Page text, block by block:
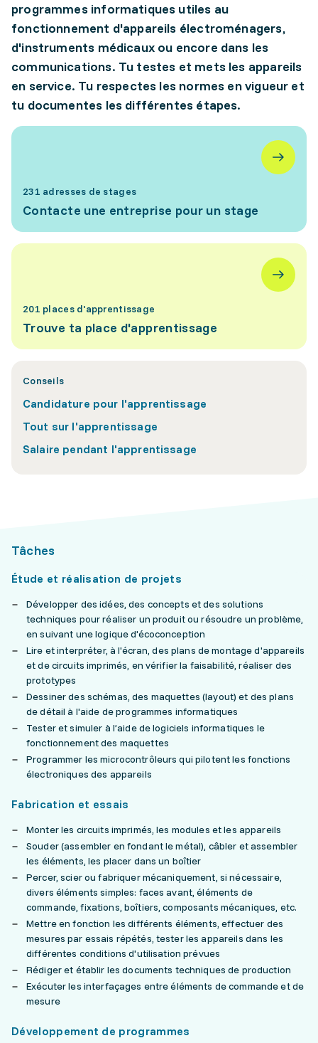
programmes informatiques utiles au
fonctionnement d'appareils électroménagers,
d'instruments médicaux ou encore dans les
communications. Tu testes et mets les appareils
en service. Tu respectes les normes en vigueur et
tu documentes les différentes étapes.
231 adresses de stages
Contacte une entreprise pour un stage
201 places d'apprentissage
Trouve ta place d'apprentissage
Conseils
Candidature pour l'apprentissage
Tout sur l'apprentissage
Salaire pendant l'apprentissage
Tâches
Étude et réalisation de projets
Développer des idées, des concepts et des solutions
techniques pour réaliser un produit ou résoudre un problème,
en suivant une logique d'écoconception
Lire et interpréter, à l'écran, des plans de montage d'appareils
et de circuits imprimés, en vérifier la faisabilité, réaliser des
prototypes
Dessiner des schémas, des maquettes (layout) et des plans
de détail à l'aide de programmes informatiques
Tester et simuler à l’aide de logiciels informatiques le
fonctionnement des maquettes
Programmer les microcontrôleurs qui pilotent les fonctions
électroniques des appareils
Fabrication et essais
Monter les circuits imprimés, les modules et les appareils
Souder (assembler en fondant le métal), câbler et assembler
les éléments, les placer dans un boîtier
Percer, scier ou fabriquer mécaniquement, si nécessaire,
divers éléments simples: faces avant, éléments de
commande, fixations, boîtiers, composants mécaniques, etc.
Mettre en fonction les différents éléments, effectuer des
mesures par essais répétés, tester les appareils dans les
différentes conditions d'utilisation prévues
Rédiger et établir les documents techniques de production
Exécuter les interfaçages entre éléments de commande et de
mesure
Développement de programmes